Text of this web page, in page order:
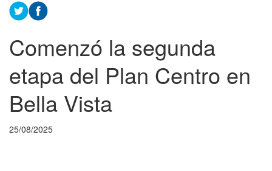
Comenzó la segunda
etapa del Plan Centro en
Bella Vista
25/08/2025